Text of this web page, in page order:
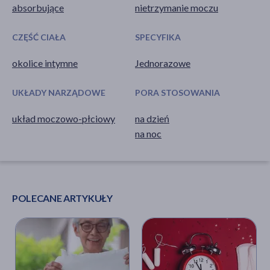
absorbujące nietrzymanie moczu
CZĘŚĆ CIAŁA
okolice intymne
SPECYFIKA
Jednorazowe
UKŁADY NARZĄDOWE
układ moczowo-płciowy
PORA STOSOWANIA
na dzień
na noc
POLECANE ARTYKUŁY